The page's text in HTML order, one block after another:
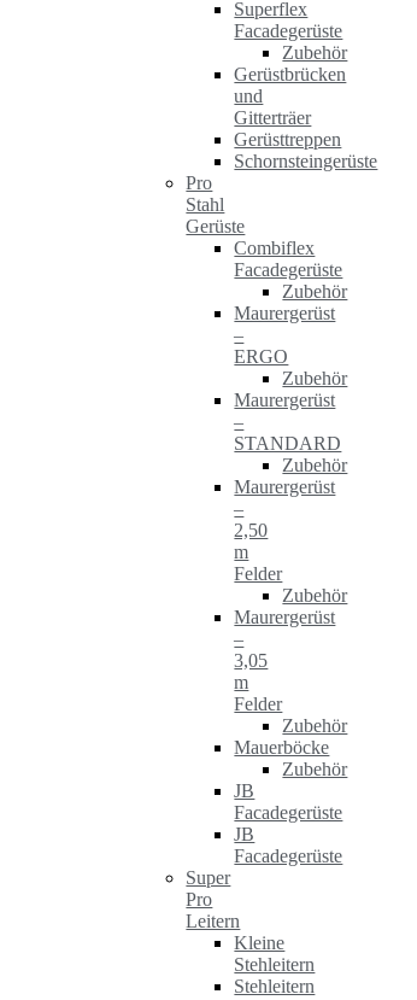
Superflex
Facadegerüste
Zubehör
Gerüstbrücken
und
Gitterträer
Gerüsttreppen
Schornsteingerüste
Pro
Stahl
Gerüste
Combiflex
Facadegerüste
Zubehör
Maurergerüst
–
ERGO
Zubehör
Maurergerüst
–
STANDARD
Zubehör
Maurergerüst
–
2,50
m
Felder
Zubehör
Maurergerüst
–
3,05
m
Felder
Zubehör
Mauerböcke
Zubehör
JB
Facadegerüste
JB
Facadegerüste
Super
Pro
Leitern
Kleine
Stehleitern
Stehleitern